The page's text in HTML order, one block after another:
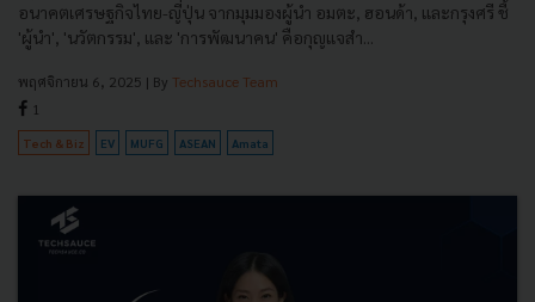
อนาคตเศรษฐกิจไทย-ญี่ปุ่น จากมุมมองผู้นำ อมตะ, ฮอนด้า, และกรุงศรี ชี้
'ผู้นำ', 'นวัตกรรม', และ 'การพัฒนาคน' คือกุญแจสำ...
พฤศจิกายน 6, 2025 | By Techsauce Team
1
Tech & Biz EV MUFG ASEAN Amata